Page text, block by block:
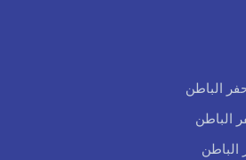
الباطن
الباطن
الباطن